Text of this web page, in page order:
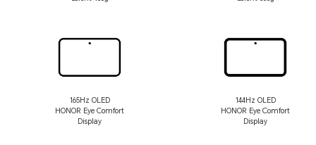
165Hz OLED
HONOR Eye Comfort
Display
144Hz OLED
HONOR Eye Comfort
Display